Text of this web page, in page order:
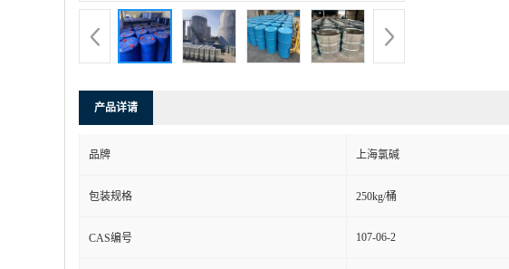
产品详请
品牌 上海氯碱
包装规格 250kg/桶
CAS编号 107-06-2